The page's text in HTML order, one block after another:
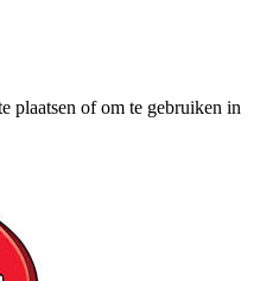
plaatsen of om te gebruiken in